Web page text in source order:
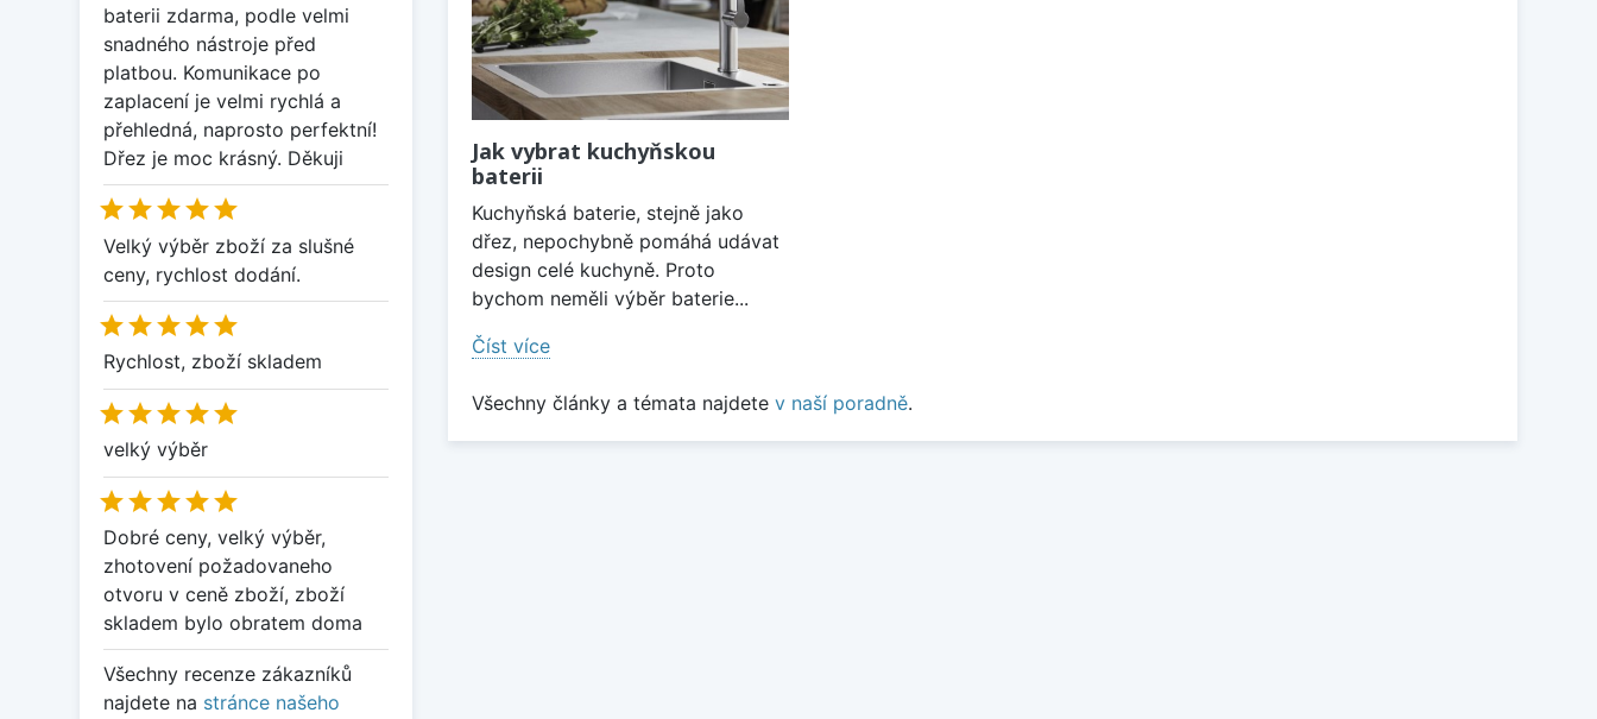
baterii zdarma, podle velmi
snadného nástroje před
platbou. Komunikace po
zaplacení je velmi rychlá a
přehledná, naprosto perfektní!
Dřez je moc krásný. Děkuji

Velký výběr zboží za slušné
ceny, rychlost dodání.

Rychlost, zboží skladem

velký výběr

Dobré ceny, velký výběr,
zhotovení požadovaneho
otvoru v ceně zboží, zboží
skladem bylo obratem doma
Všechny recenze zákazníků
najdete na stránce našeho
Jak vybrat kuchyňskou
baterii
Kuchyňská baterie, stejně jako
dřez, nepochybně pomáhá udávat
design celé kuchyně. Proto
bychom neměli výběr baterie...
Číst více
Všechny články a témata najdete v naší poradně.